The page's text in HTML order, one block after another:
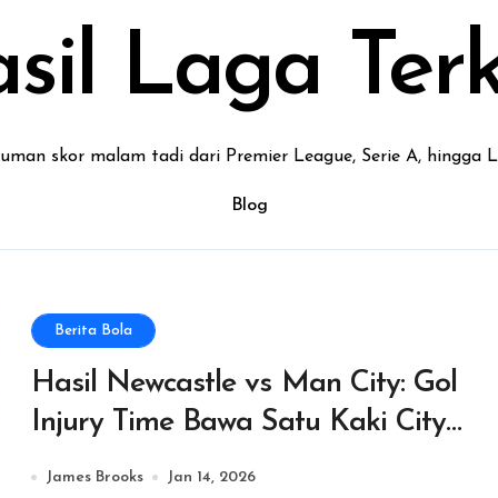
Laga
skor malam tadi dari Premier League, Serie A, hingga
Blog
Berita Bola
Hasil Newcastle vs Man City: Gol
Injury Time Bawa Satu Kaki City
ke Final Carabao Cup
James Brooks Jan 14, 2026